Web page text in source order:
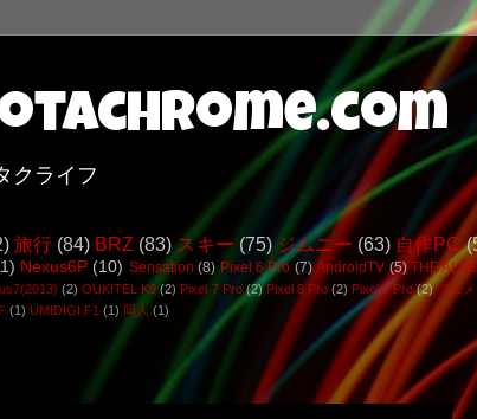
otachrome.com
クライフ
旅行 (84) BRZ (83) スキー (75) ジムニー (63) 自作PC
Nexus6P (10) Sensation (8) Pixel 6 Pro (7) AndroidTV (5) THE
(2) OUKITEL K9 (2) Pixel 7 Pro (2) Pixel 8 Pro (2) Pixel 9 Pro (2) アニメ
(1) UMIDIGI F1 (1) 同人 (1)